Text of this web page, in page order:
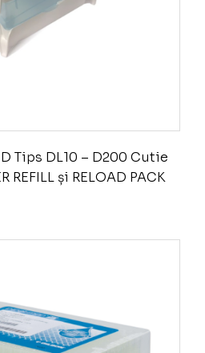
Tips DL10 – D200 Cutie
REFILL și RELOAD PACK